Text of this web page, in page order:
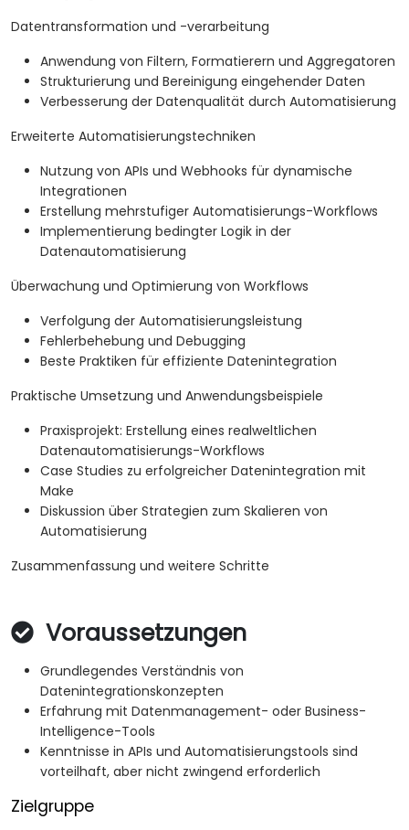
Datentransformation und -verarbeitung
Anwendung von Filtern, Formatierern und Aggregatoren
Strukturierung und Bereinigung eingehender Daten
Verbesserung der Datenqualität durch Automatisierung
Erweiterte Automatisierungstechniken
Nutzung von APIs und Webhooks für dynamische
Integrationen
Erstellung mehrstufiger Automatisierungs-Workflows
Implementierung bedingter Logik in der
Datenautomatisierung
Überwachung und Optimierung von Workflows
Verfolgung der Automatisierungsleistung
Fehlerbehebung und Debugging
Beste Praktiken für effiziente Datenintegration
Praktische Umsetzung und Anwendungsbeispiele
Praxisprojekt: Erstellung eines realweltlichen
Datenautomatisierungs-Workflows
Case Studies zu erfolgreicher Datenintegration mit
Make
Diskussion über Strategien zum Skalieren von
Automatisierung
Zusammenfassung und weitere Schritte
Voraussetzungen
Grundlegendes Verständnis von
Datenintegrationskonzepten
Erfahrung mit Datenmanagement- oder Business-
Intelligence-Tools
Kenntnisse in APIs und Automatisierungstools sind
vorteilhaft, aber nicht zwingend erforderlich
Zielgruppe